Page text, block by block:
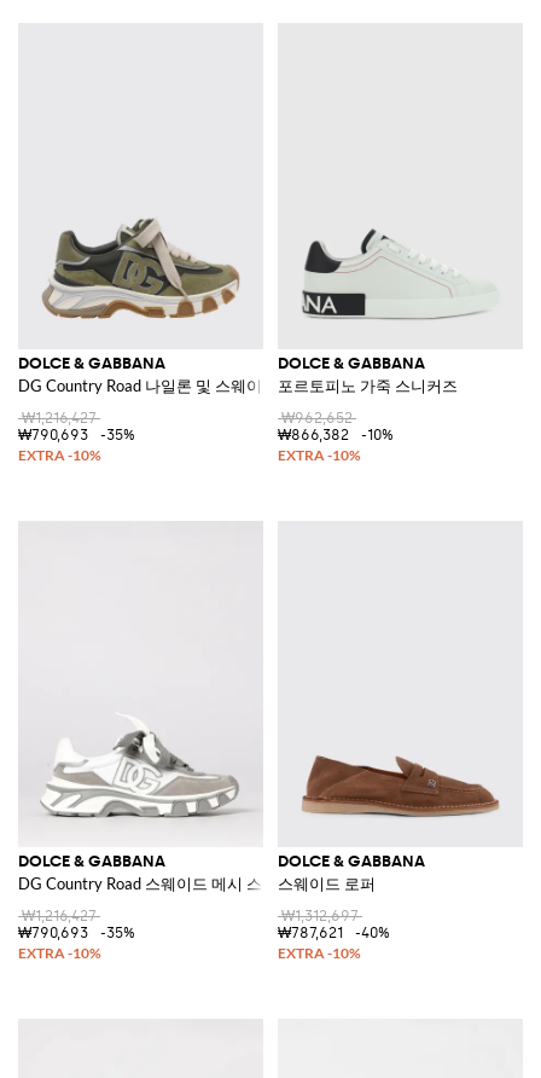
DOLCE & GABBANA
DG Country Road 나일론 및 스웨이드 스니커즈
₩1,216,427
₩790,693
-35%
DOLCE & GABBANA
포르토피노 가죽 스니커즈
₩962,652
₩866,382
-10%
DOLCE & GABBANA
DG Country Road 스웨이드 메시 스니커즈
₩1,216,427
₩790,693
-35%
DOLCE & GABBANA
스웨이드 로퍼
₩1,312,697
₩787,621
-40%